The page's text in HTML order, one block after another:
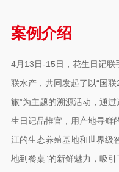
案例介绍
4月13日-15日，花生日记联
联水产，共同发起了以“国
旅”为主题的溯源活动，通
生日记品推官，用产地寻鲜
江的生态养殖基地和世界级
地到餐桌”的新鲜魅力，吸